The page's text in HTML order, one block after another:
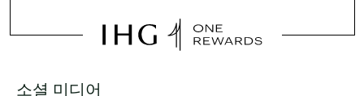
소셜 미디어